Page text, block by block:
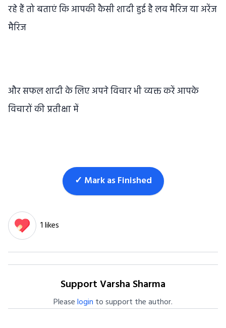
रहे हैं तो बताएं कि आपकी कैसी शादी हुई है लव मैरिज या अरेंज
मैरिज
और सफल शादी के लिए अपने विचार भी व्यक्त करें आपके
विचारों की प्रतीक्षा में
✓ Mark as Finished
1 likes
Support Varsha Sharma
Pleaselogin to support the author.